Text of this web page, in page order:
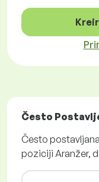
Često
Često
poziciji Aranžer,